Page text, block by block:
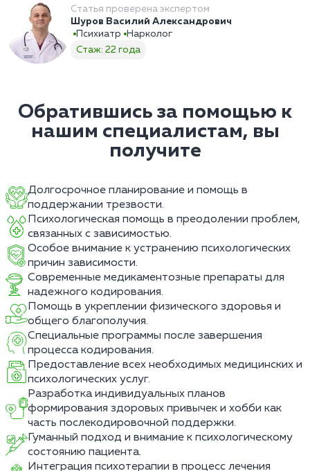
Статья проверена экспертом
Шуров Василий Александрович
Психиатр
Нарколог
Стаж: 22 года
Обратившись за помощью к
нашим специалистам, вы
получите
Долгосрочное планирование и помощь в
поддержании трезвости.
Психологическая помощь в преодолении проблем,
связанных с зависимостью.
Особое внимание к устранению психологических
причин зависимости.
Современные медикаментозные препараты для
надежного кодирования.
Помощь в укреплении физического здоровья и
общего благополучия.
Специальные программы после завершения
процесса кодирования.
Предоставление всех необходимых медицинских и
психологических услуг.
Разработка индивидуальных планов
формирования здоровых привычек и хобби как
часть послекодировочной поддержки.
Гуманный подход и внимание к психологическому
состоянию пациента.
Интеграция психотерапии в процесс лечения